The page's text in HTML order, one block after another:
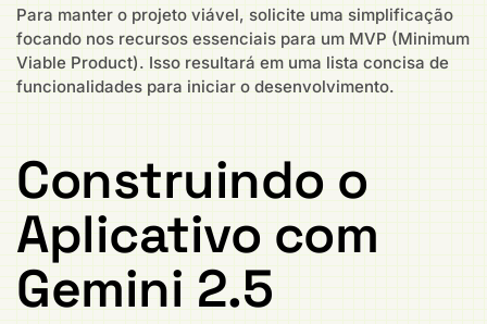
Para manter o projeto viável, solicite uma simplificação
focando nos recursos essenciais para um MVP (Minimum
Viable Product). Isso resultará em uma lista concisa de
funcionalidades para iniciar o desenvolvimento.
Construindo o
Aplicativo com
Gemini 2.5